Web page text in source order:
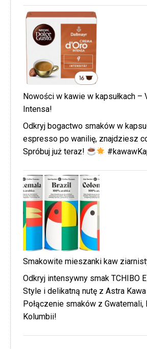
Nowości w kawie w kapsułkach –
Intensa!
Odkryj bogactwo smaków w
espresso po wanilię, znajdziesz
Spróbuj już teraz!
Smakowite mieszanki kaw
Odkryj intensywny smak TCHIBO
Style i delikatną nutę z Astra
Połączenie smaków z Gwatemali,
Kolumbii!